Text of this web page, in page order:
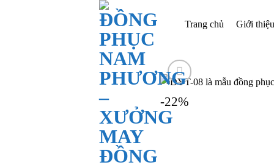
Trang chủ Giới thiệu
-22%